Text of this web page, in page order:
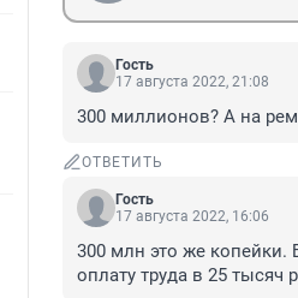
Гость
17 августа 2022, 21:08
300 миллионов? А на
ОТВЕТИТЬ
Гость
17 августа 2022, 16:06
300 млн это же копейки.
оплату труда в 25 тысяч